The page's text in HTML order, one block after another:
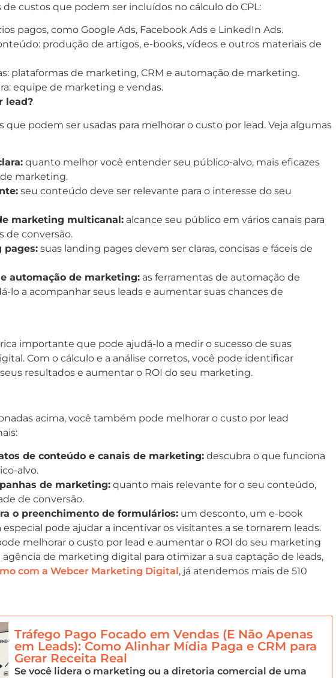
custos que podem ser incluídos no cálculo do CPL:
pagos, como Google Ads, Facebook Ads e LinkedIn Ads.
produção de artigos, e-books, vídeos e outros materiais de
plataformas de marketing, CRM e automação de marketing.
equipe de marketing e vendas.
lead?
que podem ser usadas para melhorar o custo por lead. Veja algumas
quanto melhor você entender seu público-alvo, mais eficazes
marketing.
seu conteúdo deve ser relevante para o interesse do seu
marketing multicanal: alcance seu público em vários canais para
de conversão.
pages: suas landing pages devem ser claras, concisas e fáceis de
automação de marketing: as ferramentas de automação de
lo a acompanhar seus leads e aumentar suas chances de
importante que pode ajudá-lo a medir o sucesso de suas
Com o cálculo e a análise corretos, você pode identificar
resultados e aumentar o ROI do seu marketing.
acima, você também pode melhorar o custo por lead
de conteúdo e canais de marketing: descubra o que funciona
alvo.
de marketing: quanto mais relevante for o seu conteúdo,
de conversão.
o preenchimento de formulários: um desconto, um e-book
pode ajudar a incentivar os visitantes a se tornarem leads.
melhorar o custo por lead e aumentar o ROI do seu marketing
de marketing digital para otimizar a sua captação de leads,
com a Webcer Marketing Digital, já atendemos mais de 510
Tráfego Pago Focado em Vendas (E Não Apenas
em Leads): Como Alinhar Mídia Paga e CRM para
Gerar Receita Real
Se você lidera o marketing ou a diretoria comercial de uma